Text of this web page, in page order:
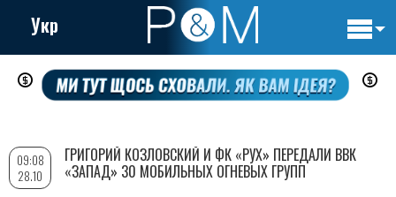
Перейти
содержанию
Укр
09:08
28.10
ГРИГОРИЙ КОЗЛОВСКИЙ И ФК «РУХ» ПЕРЕДАЛИ ВВК
«ЗАПАД» 30 МОБИЛЬНЫХ ОГНЕВЫХ ГРУПП